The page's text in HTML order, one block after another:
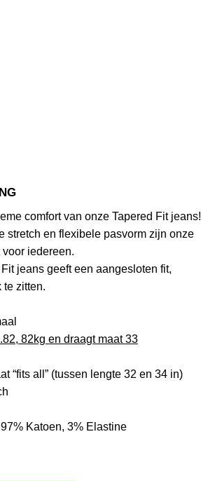
comfort van onze Tapered Fit jeans!
stretch en flexibele pasvorm zijn onze
iedereen.
jeans geeft een aangesloten fit,
te zitten.
82kg en draagt maat 33
“fits all” (tussen lengte 32 en 34 in)
Katoen, 3% Elastine